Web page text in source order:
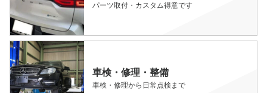
パーツ取付・カスタム得意です
車検・修理・整備
車検・修理から日常点検まで